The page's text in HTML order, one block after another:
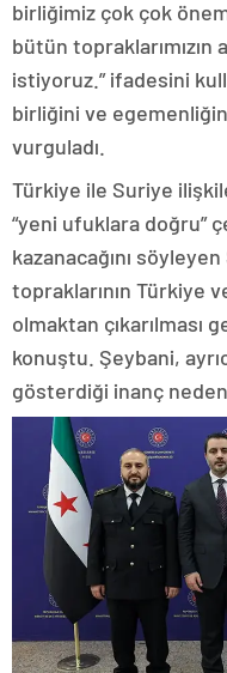
birliğimiz çok çok
bütün topraklarımızın
istiyoruz.” ifadesini
birliğini ve
vurguladı.
Türkiye ile Suriye
“yeni ufuklara doğru”
kazanacağını
topraklarının Türkiye
olmaktan çıkarılması
konuştu. Şeybani,
gösterdiği inanç